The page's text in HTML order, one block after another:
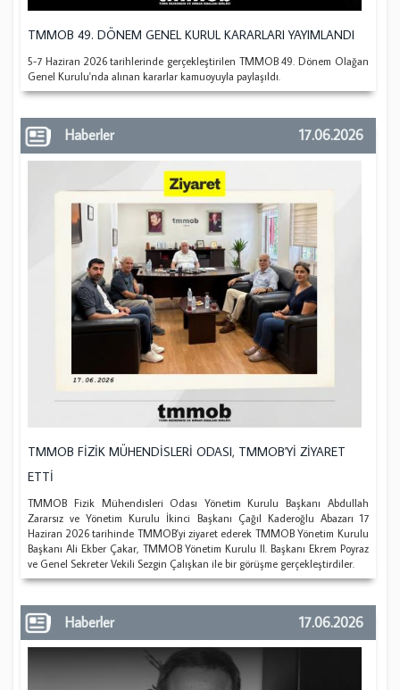
TMMOB 49. DÖNEM GENEL KURUL KARARLARI YAYIMLANDI
5-7 Haziran 2026 tarihlerinde gerçekleştirilen TMMOB 49. Dönem Olağan
Genel Kurulu'nda alınan kararlar kamuoyuyla paylaşıldı.
Haberler 17.06.2026
TMMOB FİZİK MÜHENDİSLERİ ODASI, TMMOB'Yİ ZİYARET
ETTİ
TMMOB Fizik Mühendisleri Odası Yönetim Kurulu Başkanı Abdullah
Zararsız ve Yönetim Kurulu İkinci Başkanı Çağıl Kaderoğlu Abazarı 17
Haziran 2026 tarihinde TMMOB'yi ziyaret ederek TMMOB Yönetim Kurulu
Başkanı Ali Ekber Çakar, TMMOB Yönetim Kurulu II. Başkanı Ekrem Poyraz
ve Genel Sekreter Vekili Sezgin Çalışkan ile bir görüşme gerçekleştirdiler.
Haberler 17.06.2026